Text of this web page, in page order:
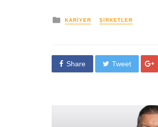
yayınlanan
KARIYER ŞIRKETLER
Share Tweet